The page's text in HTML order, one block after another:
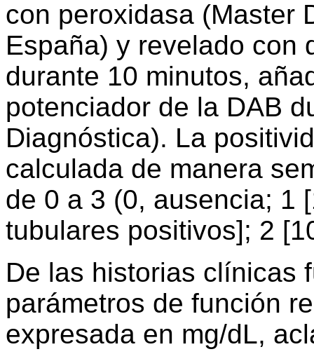
con peroxidasa (Master
España) y revelado con
durante 10 minutos,
potenciador de la DAB
Diagnóstica). La
calculada de manera
de 0 a 3 (0, ausencia; 1
tubulares positivos]; 2
De las historias clínicas
parámetros de función
expresada en mg/dL,